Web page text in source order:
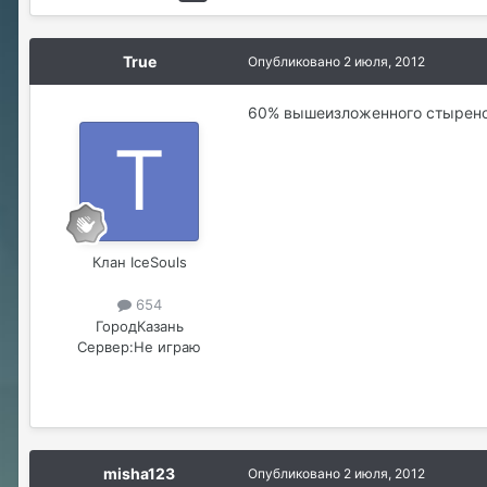
True
Клан IceSouls
654
ГородКазань
Сервер:Не играю
Опубликовано 2 июля, 2012
60% вышеизложенного
misha123 Опубликовано 2 июля, 2012